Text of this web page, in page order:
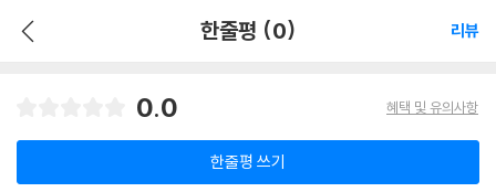
한줄평 (0) 리뷰
0.0 혜택 및 유의사항
한줄평 쓰기